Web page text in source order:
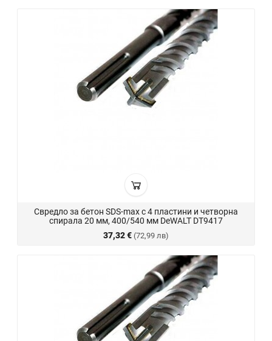
Свредло за бетон SDS-max с 4 пластини и четворна
спирала 20 мм, 400/540 мм DeWALT DT9417
37,32 € (72,99 лв)